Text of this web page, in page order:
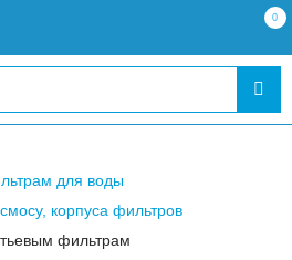
0
для воды
корпуса фильтров
фильтрам